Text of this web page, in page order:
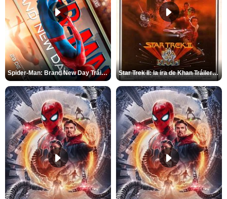
Spider-Man: Brand New Day Tráiler (3) Star Trek II: la ira de Khan Tráiler VO